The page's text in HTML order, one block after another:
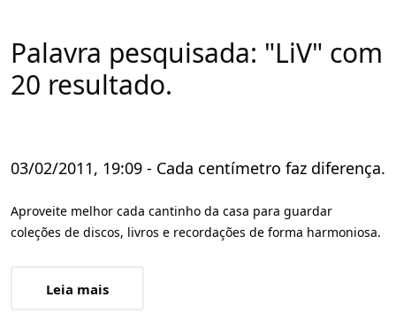
Palavra pesquisada: "LiV" com
20 resultado.
03/02/2011, 19:09 - Cada centímetro faz diferença.
Aproveite melhor cada cantinho da casa para guardar
coleções de discos, livros e recordações de forma harmoniosa.
Leia mais